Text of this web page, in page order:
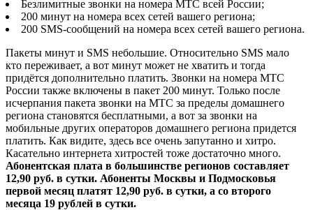
Безлимитные звонки на номера МТС всей России;
200 минут на номера всех сетей вашего региона;
200 SMS-сообщений на номера всех сетей вашего региона.
Пакеты минут и SMS небольшие. Относительно SMS мало
кто переживает, а вот минут может не хватить и тогда
придётся дополнительно платить. Звонки на номера МТС
России также включены в пакет 200 минут. Только после
исчерпания пакета звонки на МТС за пределы домашнего
региона становятся бесплатными, а вот за звонки на
мобильные других операторов домашнего региона придется
платить. Как видите, здесь все очень запутанно и хитро.
Касательно интернета хитростей тоже достаточно много.
Абонентская плата в большинстве регионов составляет
12,90 руб. в сутки. Абоненты Москвы и Подмосковья
первой месяц платят 12,90 руб. в сутки, а со второго
месяца 19 рублей в сутки.